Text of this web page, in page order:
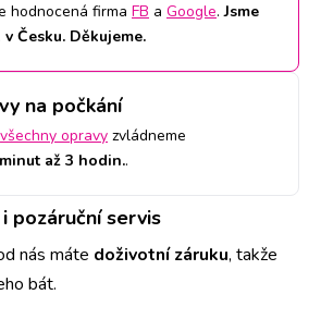
hodnocená firma FB a Google.Jsme
Česku. Děkujeme.
na počkání
všechny opravy zvládneme
až 3 hodin..
pozáruční servis
nás máte doživotní záruku, takže
bát.